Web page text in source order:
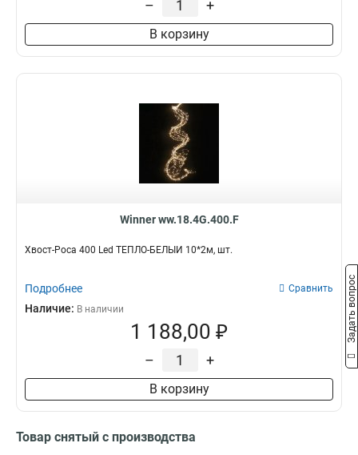
– +
В корзину
Winner ww.18.4G.400.F
Хвост-Роса 400 Led ТЕПЛО-БЕЛЫЙ 10*2м, шт.
Подробнее Сравнить
Наличие: В наличии
1 188,00 ₽
– +
В корзину
Товар снятый с производства
Задать вопрос